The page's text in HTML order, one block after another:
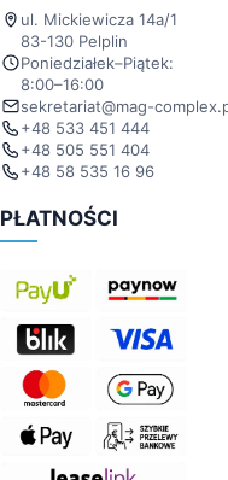
ul. Mickiewicza 14a/1
83-130 Pelplin
Poniedziałek–Piątek:
8:00–16:00
sekretariat@mag-
+48 533 451 444
+48 505 551 404
+48 58 535 16 96
PŁATNOŚCI